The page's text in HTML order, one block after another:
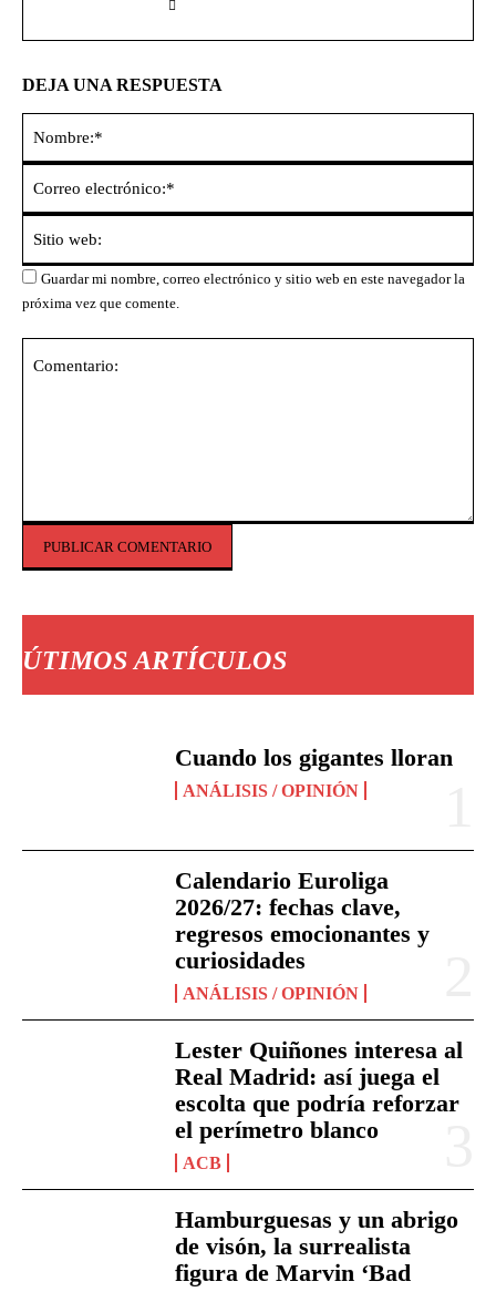
ÚTIMOS ARTÍCULOS
Cuando los gigantes lloran
ANÁLISIS / OPINIÓN
Calendario Euroliga
2026/27: fechas clave,
regresos emocionantes y
curiosidades
ANÁLISIS / OPINIÓN
Lester Quiñones interesa al
Real Madrid: así juega el
escolta que podría reforzar
el perímetro blanco
ACB
Hamburguesas y un abrigo
de visón, la surrealista
figura de Marvin ‘Bad
DEJA UNA RESPUESTA
Guardar mi nombre, correo electrónico y sitio web en este navegador la
próxima vez que comente.